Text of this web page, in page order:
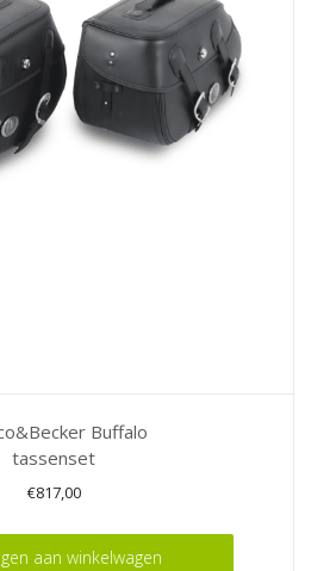
Buffalo
tassenset
€817,00
aan winkelwagen